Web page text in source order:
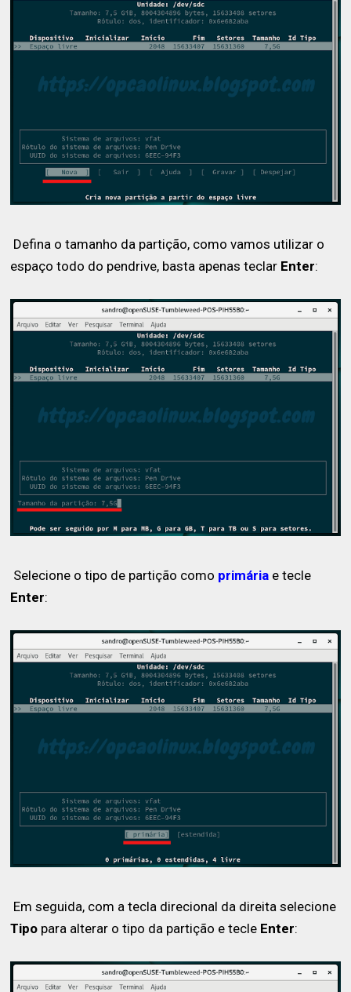
Defina o tamanho da partição, como vamos utilizar o
espaço todo do pendrive, basta apenas teclar Enter:
Selecione o tipo de partição como primária e tecle
Enter:
Em seguida, com a tecla direcional da direita selecione
Tipo para alterar o tipo da partição e tecle Enter: